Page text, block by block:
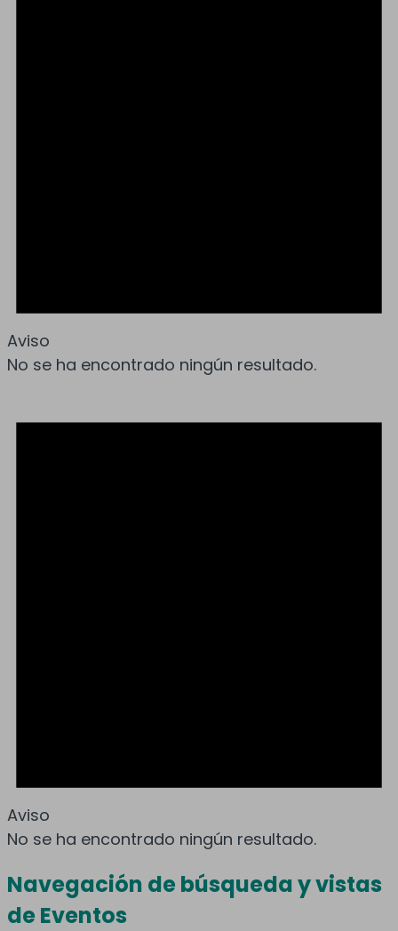
Aviso
No se ha encontrado ningún resultado.
Aviso
No se ha encontrado ningún resultado.
Navegación de búsqueda y vistas
de Eventos